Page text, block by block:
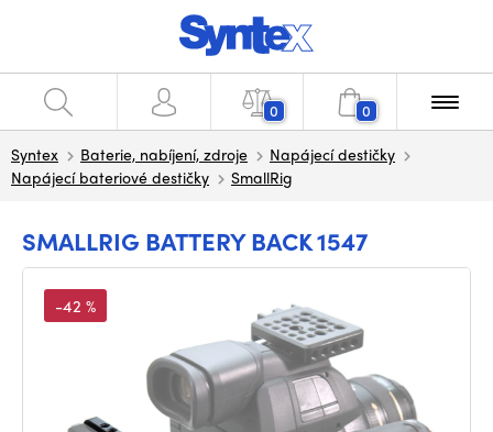
0 0
Syntex Baterie, nabíjení, zdroje
Napájecí destičky
Napájecí bateriové destičky
SmallRig
SMALLRIG BATTERY BACK 1547
-42 %